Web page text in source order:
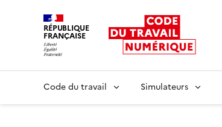
RÉPUBLIQUE
FRANÇAISE
Code du travail Simulateurs